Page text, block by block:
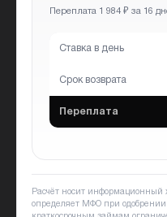
Переплата 1 984 ₽ за 16
Ставка в день
Срок возврата
Переплата
Расчёт носит информационный
определяет МФО при одобрении